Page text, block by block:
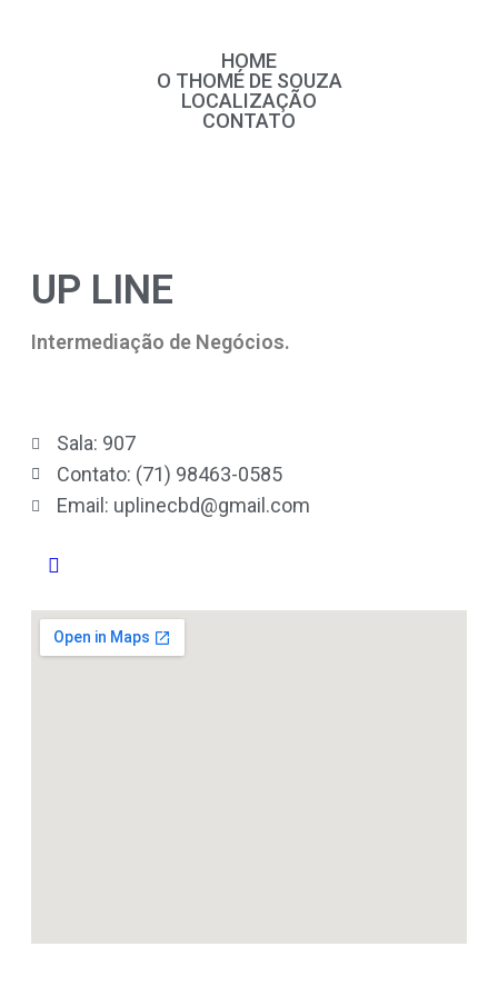
HOME
O THOMÉ DE SOUZA
LOCALIZAÇÃO
CONTATO
UP LINE
Intermediação de Negócios.
Sala: 907
Contato: (71) 98463-0585
Email: uplinecbd@gmail.com